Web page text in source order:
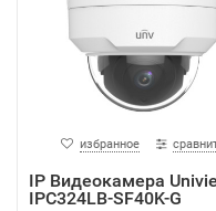
избранное
IP Видеокамера
IPC324LB-SF40K-G